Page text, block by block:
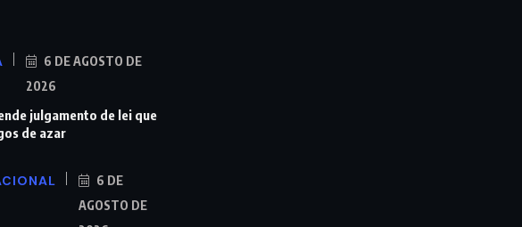
6 DE AGOSTO DE
2026
julgamento de lei que
de azar
6 DE
AGOSTO DE